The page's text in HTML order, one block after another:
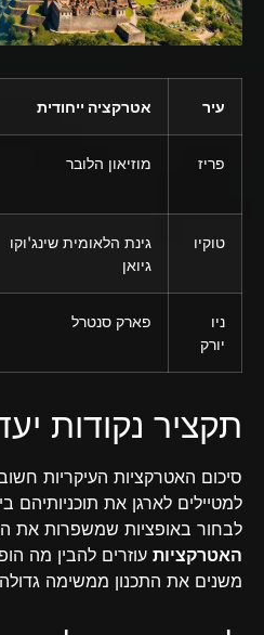
עיר אטרקציה ייחודית
פריז מוזיאון הלובר
טוקיו
גינת הלאומית שינג'וקו
גיואן
ניו
יורק
פארק סנטרל
תקציר נקודות
סיכום האטרקציות העיקריות
למטיילים לארגן את תוכניותיהם
לבחור באופציות שמשפרות את
האטרקציות עוזרים להבין מה
משנים את התכנון ממשימה